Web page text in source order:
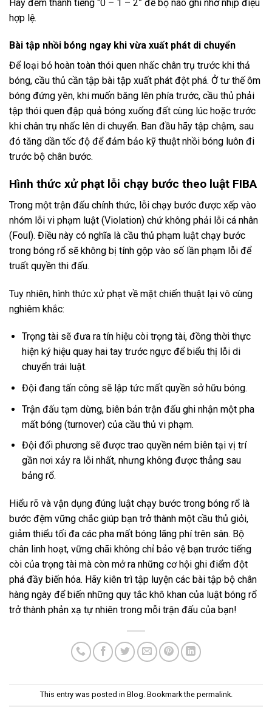
Hãy đếm thành tiếng “0 – 1 – 2” để bộ não ghi nhớ nhịp điệu
hợp lệ.
Bài tập nhồi bóng ngay khi vừa xuất phát di chuyển
Để loại bỏ hoàn toàn thói quen nhấc chân trụ trước khi thả
bóng, cầu thủ cần tập bài tập xuất phát đột phá. Ở tư thế ôm
bóng đứng yên, khi muốn băng lên phía trước, cầu thủ phải
tập thói quen đập quả bóng xuống đất cùng lúc hoặc trước
khi chân trụ nhấc lên di chuyển. Ban đầu hãy tập chậm, sau
đó tăng dần tốc độ để đảm bảo kỹ thuật nhồi bóng luôn đi
trước bộ chân bước.
Hình thức xử phạt lỗi chạy bước theo luật FIBA
Trong một trận đấu chính thức, lỗi chạy bước được xếp vào
nhóm lỗi vi phạm luật (Violation) chứ không phải lỗi cá nhân
(Foul). Điều này có nghĩa là cầu thủ phạm luật chạy bước
trong bóng rổ sẽ không bị tính gộp vào số lần phạm lỗi để
truất quyền thi đấu.
Tuy nhiên, hình thức xử phạt về mặt chiến thuật lại vô cùng
nghiêm khắc:
Trọng tài sẽ đưa ra tín hiệu còi trọng tài, đồng thời thực
hiện ký hiệu quay hai tay trước ngực để biểu thị lỗi di
chuyển trái luật.
Đội đang tấn công sẽ lập tức mất quyền sở hữu bóng.
Trận đấu tạm dừng, biên bản trận đấu ghi nhận một pha
mất bóng (turnover) của cầu thủ vi phạm.
Đội đối phương sẽ được trao quyền ném biên tại vị trí
gần nơi xảy ra lỗi nhất, nhưng không được thẳng sau
bảng rổ.
Hiểu rõ và vận dụng đúng luật chạy bước trong bóng rổ là
bước đệm vững chắc giúp bạn trở thành một cầu thủ giỏi,
giảm thiểu tối đa các pha mất bóng lãng phí trên sân. Bộ
chân linh hoạt, vững chãi không chỉ bảo vệ bạn trước tiếng
còi của trọng tài mà còn mở ra những cơ hội ghi điểm đột
phá đầy biến hóa. Hãy kiên trì tập luyện các bài tập bộ chân
hàng ngày để biến những quy tắc khô khan của luật bóng rổ
trở thành phản xạ tự nhiên trong mỗi trận đấu của bạn!
This entry was posted in Blog. Bookmark the permalink.